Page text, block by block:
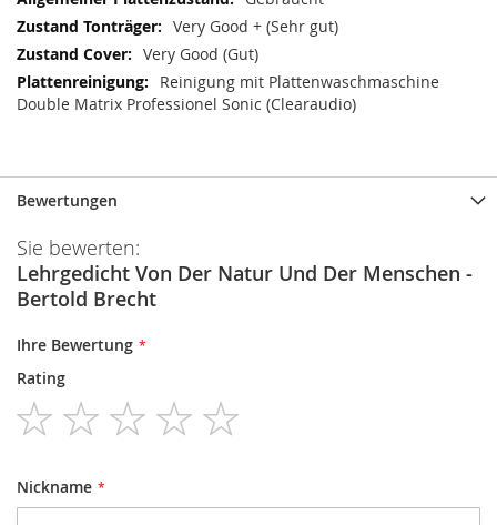
Very Good + (Sehr gut)
Very Good (Gut)
Reinigung mit Plattenwaschmaschine
Double Matrix Professionel Sonic (Clearaudio)
Bewertungen
Sie bewerten:
Lehrgedicht Von Der Natur Und Der Menschen -
Bertold Brecht
Ihre Bewertung
Rating
1
star
2
stars
3
stars
4
stars
Nickname